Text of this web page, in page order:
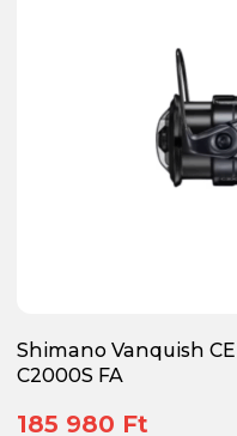
Shimano Vanquish
C2000S FA
185 980 Ft